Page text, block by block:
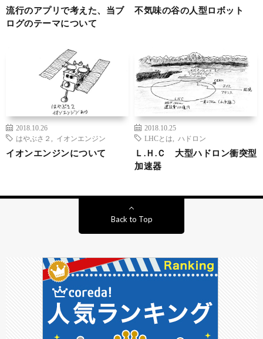
流行のアプリで考えた、当ブ
ログのテーマについて
不気味の谷の人型ロボット
2018.10.26
はやぶさ２
イオンエンジン
イオンエンジンについて
2018.10.25
LHCとは
ハドロン
Ｌ.Ｈ.Ｃ 大型ハドロン衝突型
加速器
Back to Top